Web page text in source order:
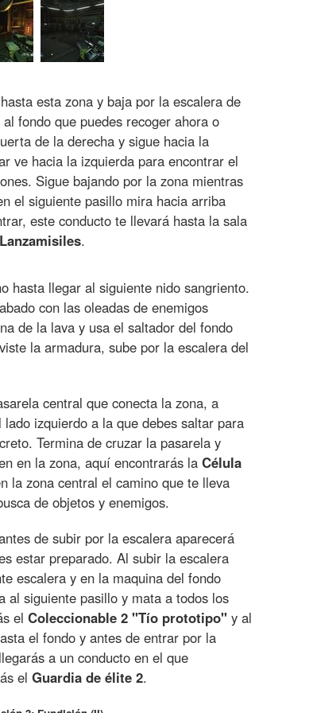
esta zona y baja por la escalera de
fondo que puedes recoger ahora o
de la derecha y sigue hacia la
ve hacia la izquierda para encontrar el
Sigue bajando por la zona mientras
el siguiente pasillo mira hacia arriba
este conducto te llevará hasta la sala
.
hasta llegar al siguiente nido sangriento.
con las oleadas de enemigos
de la lava y usa el saltador del fondo
la armadura, sube por la escalera del
central que conecta la zona, a
izquierdo a la que debes saltar para
Termina de cruzar la pasarela y
en la zona, aquí encontrarás la Célula
la zona central el camino que te lleva
de objetos y enemigos.
de subir por la escalera aparecerá
estar preparado. Al subir la escalera
escalera y en la maquina del fondo
al siguiente pasillo y mata a todos los
el Coleccionable 2 "Tío prototipo" y al
el fondo y antes de entrar por la
a un conducto en el que
el Guardia de élite 2.